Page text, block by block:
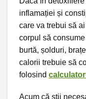
inflamației și
care va trebui să
corpul să
burtă, șolduri,
calorii trebuie să
folosind
Acum că știi